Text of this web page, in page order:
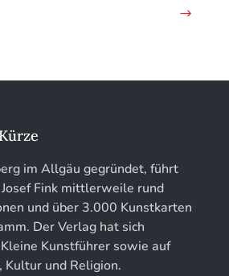
der DGC Deutsche Gesellschaft
Thüringer Schlösser und
im Allgäu gegründet, führt
Fink mittlerweile rund
und über 3.000 Kunstkarten
Der Verlag hat sich
Kunstführer sowie auf
Kultur und Religion.